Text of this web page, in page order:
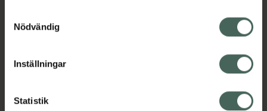
återkalla ditt samtycke via webbplatsens
cookieinställningar. Ett återkallat samtycke påverkar inte
lagligheten av behandling som skett innan återkallelsen.
Nödvändig
Inställningar
Statistik